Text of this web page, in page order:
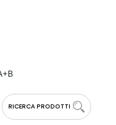
RICERCA PRODOTTI